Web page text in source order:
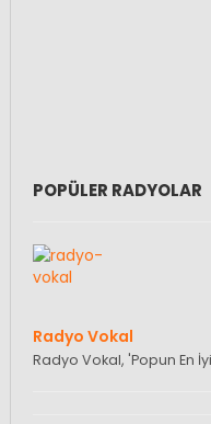
POPÜLER RADYOLAR
Radyo Vokal
Radyo Vokal, 'Popun En